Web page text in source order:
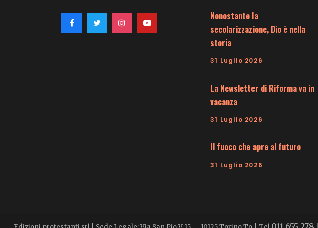
Nonostante la
secolarizzazione, Dio è nella
storia
31 Luglio 2026
La Newsletter di Riforma va in
vacanza
31 Luglio 2026
Il fuoco che apre al futuro
31 Luglio 2026